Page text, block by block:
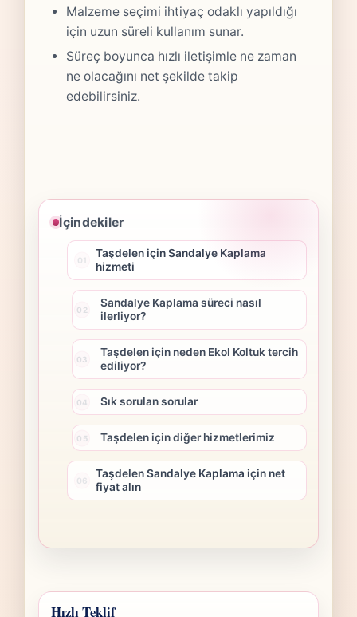
Malzeme seçimi ihtiyaç odaklı yapıldığı
için uzun süreli kullanım sunar.
Süreç boyunca hızlı iletişimle ne zaman
ne olacağını net şekilde takip
edebilirsiniz.
İçindekiler
Taşdelen için Sandalye Kaplama
hizmeti
Sandalye Kaplama süreci nasıl
ilerliyor?
Taşdelen için neden Ekol Koltuk tercih
ediliyor?
Sık sorulan sorular
Taşdelen için diğer hizmetlerimiz
Taşdelen Sandalye Kaplama için net
fiyat alın
Hızlı Teklif